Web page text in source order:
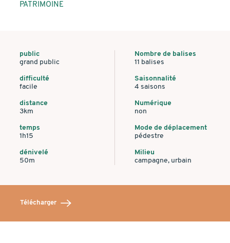
PATRIMOINE
public
grand public
difficulté
facile
distance
3km
temps
1h15
dénivelé
50m
Nombre de balises
11 balises
Saisonnalité
4 saisons
Numérique
non
Mode de déplacement
pédestre
Milieu
campagne, urbain
Télécharger